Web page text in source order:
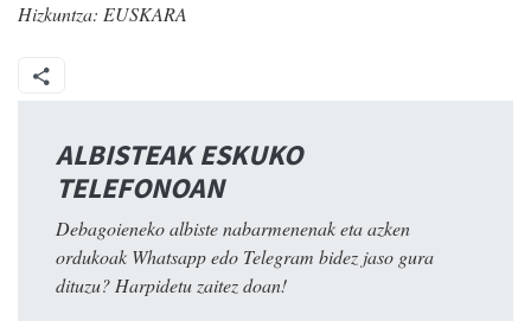
Hizkuntza: EUSKARA
ALBISTEAK ESKUKO
TELEFONOAN
Debagoieneko albiste nabarmenenak eta azken
ordukoak Whatsapp edo Telegram bidez jaso gura
dituzu? Harpidetu zaitez doan!